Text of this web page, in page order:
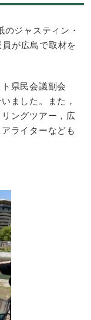
ジャスティン・
が広島で取材を
県民会議副会
ました。また，
ングツアー，広
ライターなども